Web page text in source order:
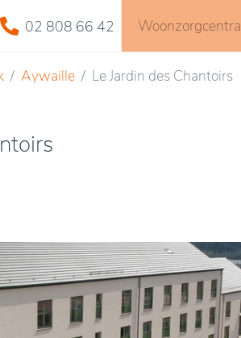
02 808 66 42 Woonzorgcentra
Aywaille Le Jardin des Chantoirs